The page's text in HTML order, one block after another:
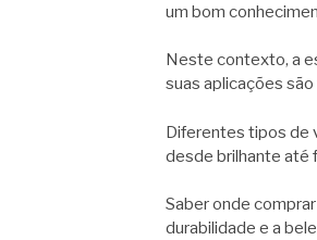
um bom
Neste contexto, a
suas aplicações
Diferentes tipos de
desde brilhante até
Saber onde
durabilidade e a